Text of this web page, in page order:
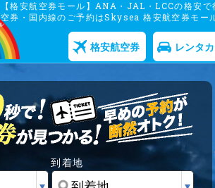
【格安航空券モール】ANA・JAL・LCCの格安
空券・国内線のご予約はSkysea 格安航空券モー
格安航空券 レンタ
到着地